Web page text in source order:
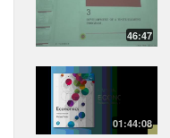
46:47
01:44:08